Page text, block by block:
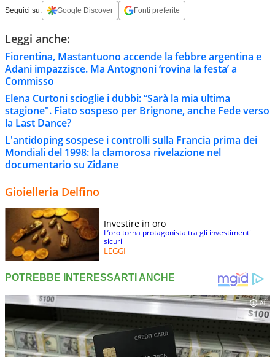
Seguici su: Google Discover Fonti preferite
Leggi anche:
Fiorentina, Mastantuono accende la febbre argentina e
Adani impazzisce. Ma Antognoni ‘rovina la festa’ a
Commisso
Elena Curtoni scioglie i dubbi: “Sarà la mia ultima
stagione". Fiato sospeso per Brignone, anche Fede verso
la Last Dance?
L'antidoping sospese i controlli sulla Francia prima dei
Mondiali del 1998: la clamorosa rivelazione nel
documentario su Zidane
Gioielleria Delfino
Investire in oro
L’oro torna protagonista tra gli investimenti
sicuri
LEGGI